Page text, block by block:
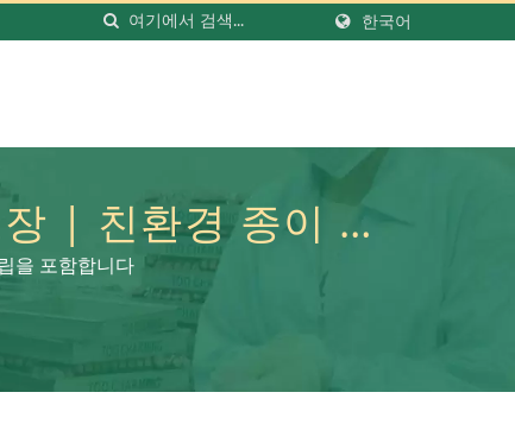
한국어
| 친환경 종이 화
걸음 | LOMEI
을 포함합니다